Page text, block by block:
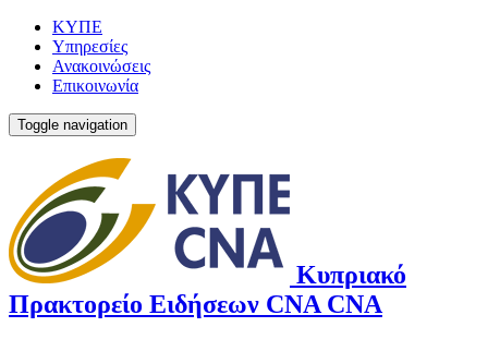
ΚΥΠΕ
Υπηρεσίες
Ανακοινώσεις
Επικοινωνία
Toggle navigation
Κυπριακό
Πρακτορείο Ειδήσεων CNA CNA